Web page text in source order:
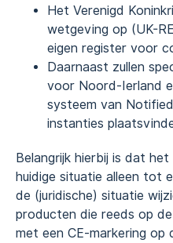
Het Verenigd
wetgeving op (UK-
eigen register voor
Daarnaast zullen
voor Noord-Ierland
systeem van
instanties
Belangrijk hierbij is dat het
huidige situatie alleen tot
de (juridische) situatie
producten die reeds op
met een CE-markering op